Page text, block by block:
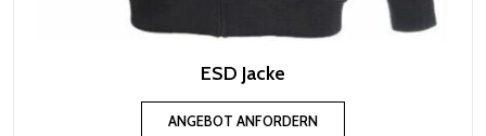
ESD Jacke
ANGEBOT ANFORDERN